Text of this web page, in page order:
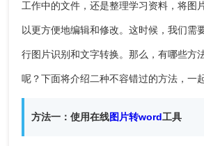
工作中的文件，还是整理学习资料，将图
以更方便地编辑和修改。这时候，我们需
行图片识别和文字转换。那么，有哪些方
呢？下面将介绍二种不容错过的方法，一
方法一：使用在线图片转word工具